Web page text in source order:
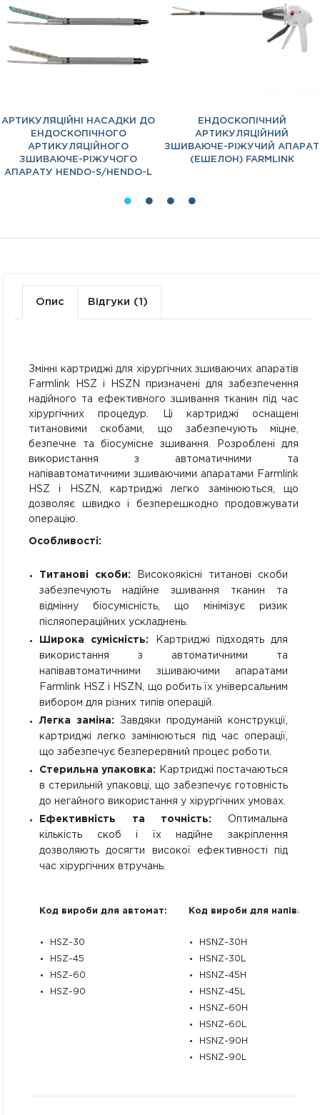
АРТИКУЛЯЦІЙНІ НАСАДКИ ДО
ЕНДОСКОПІЧНОГО
АРТИКУЛЯЦІЙНОГО
ЗШИВАЮЧЕ-РІЖУЧОГО
АПАРАТУ HENDO-S/HENDO-L
ЕНДОСКОПІЧНИЙ
АРТИКУЛЯЦІЙНИЙ
ЗШИВАЮЧЕ-РІЖУЧИЙ АПАРАТ
(ЕШЕЛОН) FARMLINK
Опис Відгуки (1)
Змінні картриджі для хірургічних зшиваючих апаратів
Farmlink HSZ і HSZN призначені для забезпечення
надійного та ефективного зшивання тканин під час
хірургічних процедур. Ці картриджі оснащені
титановими скобами, що забезпечують міцне,
безпечне та біосумісне зшивання. Розроблені для
використання з автоматичними та
напівавтоматичними зшиваючими апаратами Farmlink
HSZ і HSZN, картриджі легко замінюються, що
дозволяє швидко і безперешкодно продовжувати
операцію.
Особливості:
Титанові скоби: Високоякісні титанові скоби
забезпечують надійне зшивання тканин та
відмінну біосумісність, що мінімізує ризик
післяопераційних ускладнень.
Широка сумісність:
Картриджі підходять для
використання з автоматичними та
напівавтоматичними зшиваючими апаратами
Farmlink HSZ і HSZN, що робить їх універсальним
вибором для різних типів операцій.
Легка заміна: Завдяки продуманій конструкції,
картриджі легко замінюються під час операції,
що забезпечує безперервний процес роботи.
Стерильна упаковка:
Картриджі постачаються
в стерильній упаковці, що забезпечує готовність
до негайного використання у хірургічних умовах.
Ефективність та точність:
Оптимальна
кількість скоб і їх надійне закріплення
дозволяють досягти високої ефективності під
час хірургічних втручань.
Код вироби для автомат:
HSZ-30
HSZ-45
HSZ-60
HSZ-90
Код вироби для
HSNZ-30H
HSNZ-30L
HSNZ-45H
HSNZ-45L
HSNZ-60H
HSNZ-60L
HSNZ-90H
HSNZ-90L